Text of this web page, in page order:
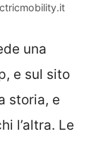
una
e sul sito
storia, e
l’altra. Le